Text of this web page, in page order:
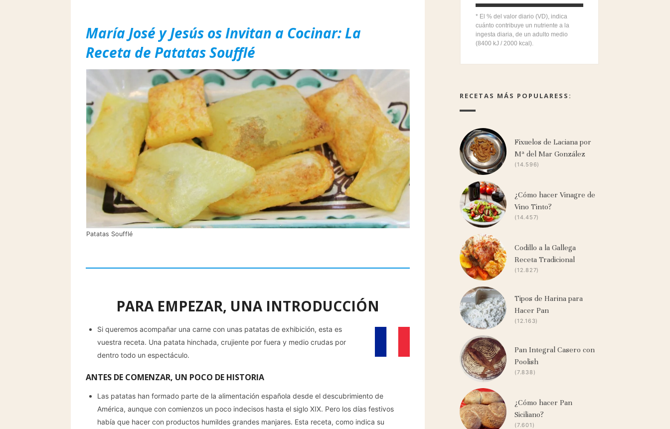
María José y Jesús os Invitan a Cocinar: La
Receta de Patatas Soufflé
Patatas Soufflé
PARA EMPEZAR, UNA INTRODUCCIÓN
Si queremos acompañar una carne con unas patatas de exhibición, esta es
vuestra receta. Una patata hinchada, crujiente por fuera y medio crudas por
dentro todo un espectáculo.
ANTES DE COMENZAR, UN POCO DE HISTORIA
Las patatas han formado parte de la alimentación española desde el descubrimiento de
América, aunque con comienzos un poco indecisos hasta el siglo XIX. Pero los días festivos
había que hacer con productos humildes grandes manjares. Esta receta, como indica su
* El % del valor diario (VD), indica
cuánto contribuye un nutriente a la
ingesta diaria, de un adulto medio
(8400 kJ / 2000 kcal).
RECETAS MÁS POPULARESS:
Fixuelos de Laciana por
Mª del Mar González
(14.596)
¿Cómo hacer Vinagre de
Vino Tinto?
(14.457)
Codillo a la Gallega
Receta Tradicional
(12.827)
Tipos de Harina para
Hacer Pan
(12.163)
Pan Integral Casero con
Poolish
(7.838)
¿Cómo hacer Pan
Siciliano?
(7.601)